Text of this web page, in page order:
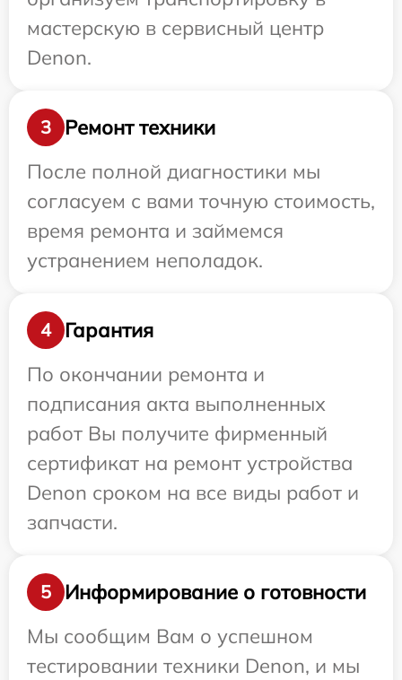
мастерскую в сервисный центр
Denon.
3
Ремонт техники
После полной диагностики мы
согласуем с вами точную стоимость,
время ремонта и займемся
устранением неполадок.
4
Гарантия
По окончании ремонта и
подписания акта выполненных
работ Вы получите фирменный
сертификат на ремонт устройства
Denon сроком на все виды работ и
запчасти.
5
Информирование о готовности
Мы сообщим Вам о успешном
тестировании техники Denon, и мы